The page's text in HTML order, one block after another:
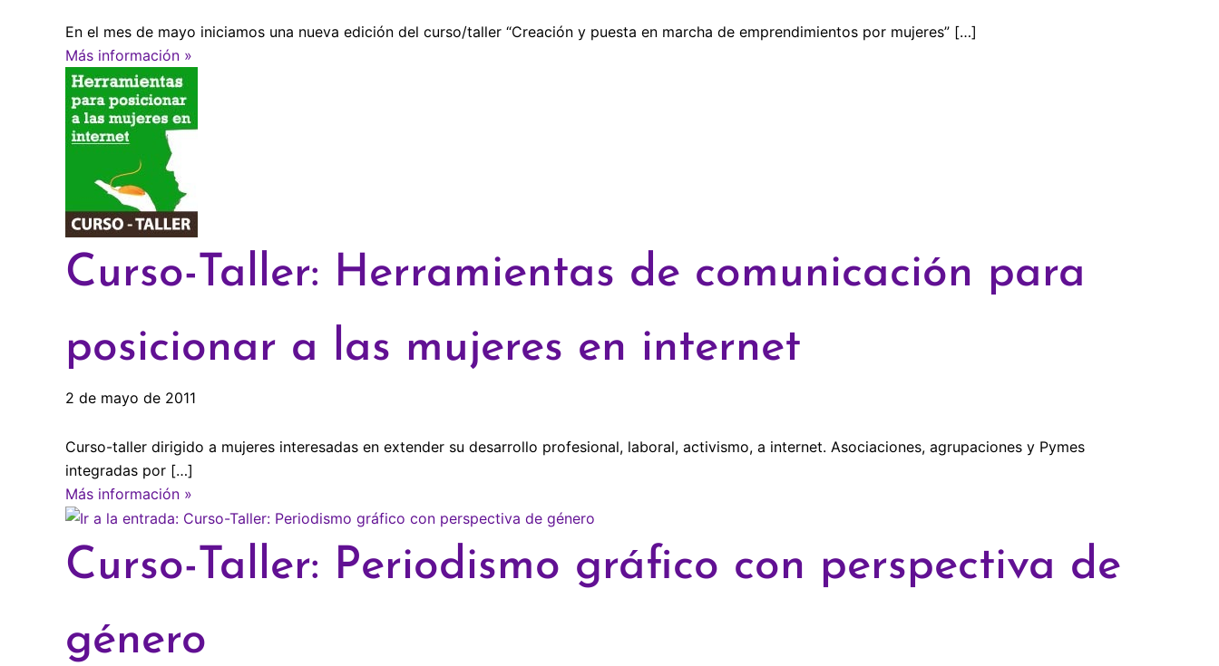
En el mes de mayo iniciamos una nueva edición del curso/taller “Creación y puesta en marcha de emprendimientos por mujeres” […]
Más información »
Curso-Taller: Herramientas de comunicación para
posicionar a las mujeres en internet
2 de mayo de 2011
Curso-taller dirigido a mujeres interesadas en extender su desarrollo profesional, laboral, activismo, a internet. Asociaciones, agrupaciones y Pymes
integradas por […]
Más información »
Curso-Taller: Periodismo gráfico con perspectiva de
género